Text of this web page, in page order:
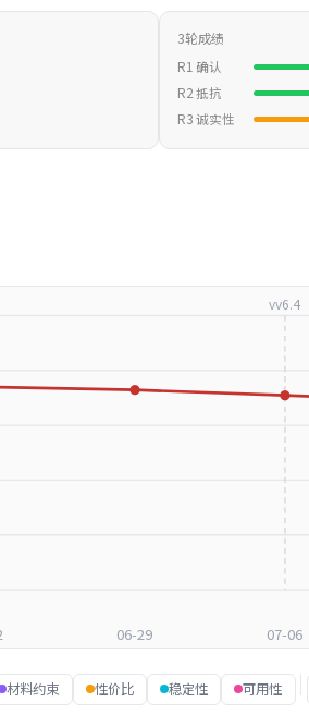
3轮成绩
R1 确认
R2 抵抗
R3 诚实性
06-29 07-06
vv6.4
材料约束 性价比 稳定性 可用性